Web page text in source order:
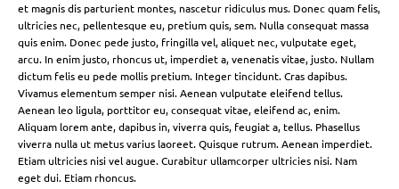
et magnis dis parturient montes, nascetur ridiculus mus. Donec quam felis,
ultricies nec, pellentesque eu, pretium quis, sem. Nulla consequat massa
quis enim. Donec pede justo, fringilla vel, aliquet nec, vulputate eget,
arcu. In enim justo, rhoncus ut, imperdiet a, venenatis vitae, justo. Nullam
dictum felis eu pede mollis pretium. Integer tincidunt. Cras dapibus.
Vivamus elementum semper nisi. Aenean vulputate eleifend tellus.
Aenean leo ligula, porttitor eu, consequat vitae, eleifend ac, enim.
Aliquam lorem ante, dapibus in, viverra quis, feugiat a, tellus. Phasellus
viverra nulla ut metus varius laoreet. Quisque rutrum. Aenean imperdiet.
Etiam ultricies nisi vel augue. Curabitur ullamcorper ultricies nisi. Nam
eget dui. Etiam rhoncus.